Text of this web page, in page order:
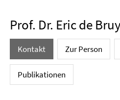
Prof. Dr. Eric de
Kontakt Zur Person
Publikationen